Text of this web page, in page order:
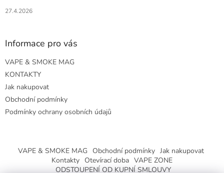
27.4.2026
Informace pro vás
VAPE & SMOKE MAG
KONTAKTY
Jak nakupovat
Obchodní podmínky
Podmínky ochrany osobních údajů
VAPE & SMOKE MAG Obchodní podmínky Jak nakupovat
Kontakty Otevírací doba VAPE ZONE
ODSTOUPENÍ OD KUPNÍ SMLOUVY